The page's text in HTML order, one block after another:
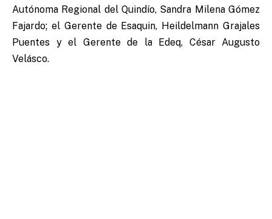
Autónoma Regional del Quindío, Sandra Milena Gómez
Fajardo; el Gerente de Esaquin, Heildelmann Grajales
Puentes y el Gerente de la Edeq, César Augusto
Velásco.